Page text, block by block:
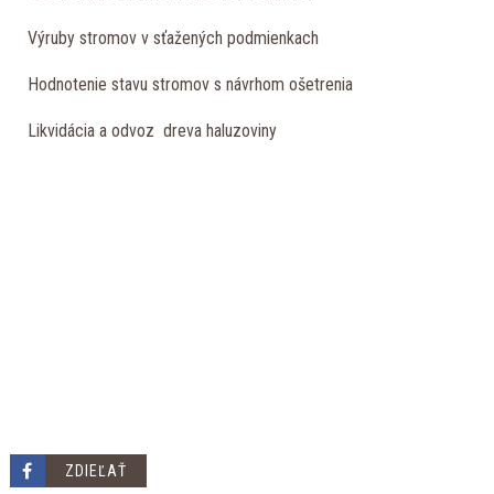
Výruby stromov v sťažených podmienkach
Hodnotenie stavu stromov s návrhom ošetrenia
Likvidácia a odvoz dreva haluzoviny
ZDIEĽAŤ